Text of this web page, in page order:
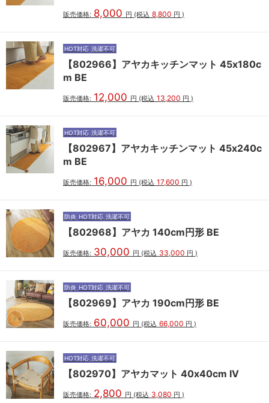
販売価格: 8,000 円 (税込 8,800 円 )
HOT対応 洗濯不可
【802966】アヤカキッチンマット 45x180c
m BE
販売価格: 12,000 円 (税込 13,200 円 )
HOT対応 洗濯不可
【802967】アヤカキッチンマット 45x240c
m BE
販売価格: 16,000 円 (税込 17,600 円 )
防炎 HOT対応 洗濯不可
【802968】アヤカ 140cm円形 BE
販売価格: 30,000 円 (税込 33,000 円 )
防炎 HOT対応 洗濯不可
【802969】アヤカ 190cm円形 BE
販売価格: 60,000 円 (税込 66,000 円 )
HOT対応 洗濯不可
【802970】アヤカマット 40x40cm IV
販売価格: 2,800 円 (税込 3,080 円 )